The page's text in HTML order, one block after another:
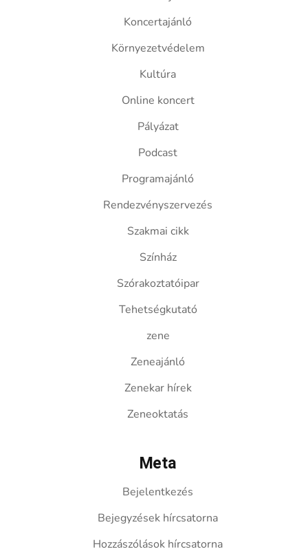
Koncertajánló
Környezetvédelem
Kultúra
Online koncert
Pályázat
Podcast
Programajánló
Rendezvényszervezés
Szakmai cikk
Színház
Szórakoztatóipar
Tehetségkutató
zene
Zeneajánló
Zenekar hírek
Zeneoktatás
Meta
Bejelentkezés
Bejegyzések hírcsatorna
Hozzászólások hírcsatorna